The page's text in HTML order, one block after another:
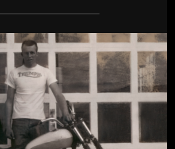
Jön még kép!